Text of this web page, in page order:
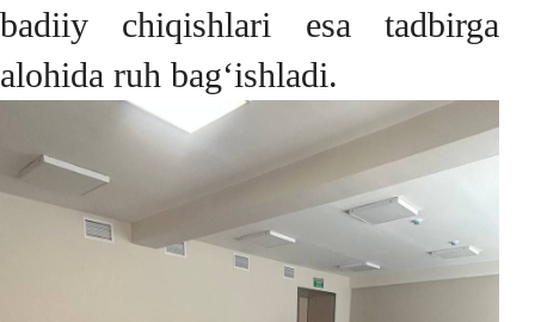
badiiy chiqishlari esa tadbirga
alohida ruh bag‘ishladi.